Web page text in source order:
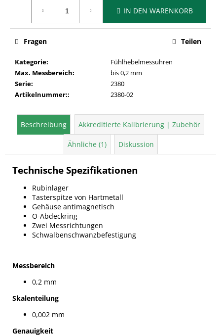
IN DEN WARENKORB
Kategorie:
Fühlhebelmessuhren
Max. Messbereich:
bis 0,2 mm
Serie:
2380
Artikelnummer:: 2380-02
Fragen Teilen
Beschreibung Akkreditierte Kalibrierung | Zubehör
Ähnliche (1) Diskussion
Technische Spezifikationen
Rubinlager
Tasterspitze von Hartmetall
Gehäuse antimagnetisch
O-Abdeckring
Zwei Messrichtungen
Schwalbenschwanzbefestigung
Messbereich
0,2 mm
Skalenteilung
0,002 mm
Genauigkeit